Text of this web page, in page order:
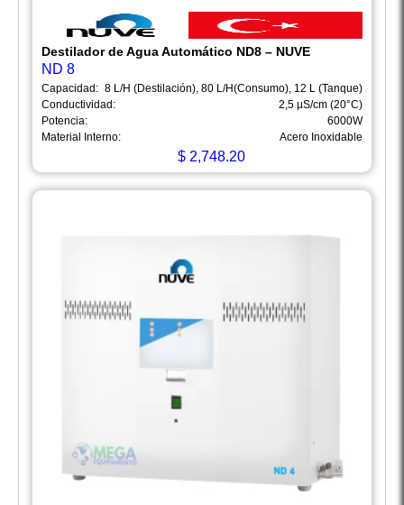
Destilador de Agua Automático ND8 – NUVE
ND 8
Capacidad: 8 L/H (Destilación), 80 L/H(Consumo), 12 L (Tanque)
Conductividad:
2,5 µS/cm (20°C)
Potencia:
6000W
Material Interno:
Acero Inoxidable
$2,748.20